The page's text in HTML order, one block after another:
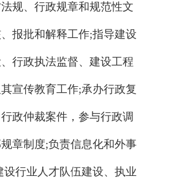
规、行政规章和规范性文
报批和解释工作;指导建设
行政执法监督、建设工程
宣传教育工作;承办行政复
政仲裁案件，参与行政调
章制度;负责信息化和外事
设行业人才队伍建设、执业